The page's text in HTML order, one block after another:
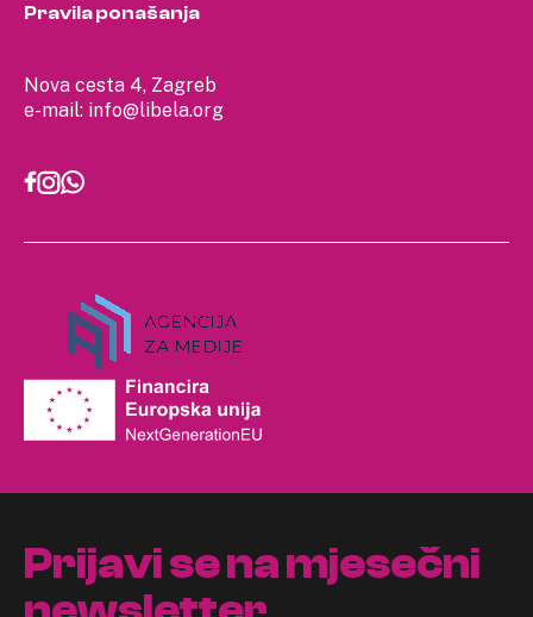
Nova cesta 4, Zagreb
e-mail: info@libela.org
Pravila ponašanja
Prijavi se na mjesečni